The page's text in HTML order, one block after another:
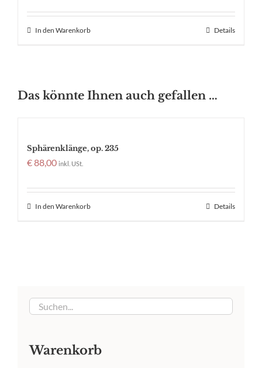
In den Warenkorb Details
Das könnte Ihnen auch gefallen …
Sphärenklänge, op. 235
€88,00 inkl. USt.
In den Warenkorb Details
Warenkorb